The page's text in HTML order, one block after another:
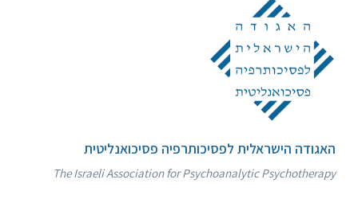
האגודה הישראלית לפסיכותרפיה פסיכואנליטית
The Israeli Association for Psychoanalytic Psychotherapy